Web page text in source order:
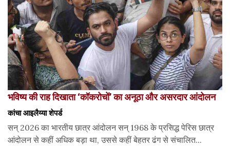
भविष्य की राह दिखाता ‘कॉकरोचों’ का अनूठा और असरदार आंदोलन
कांचा आइलैय्या शेपर्ड
सन् 2026 का भारतीय छात्र आंदोलन सन् 1968 के प्रसिद्ध पेरिस छात्र
आंदोलन से कहीं अधिक बड़ा था, उससे कहीं बेहतर ढंग से संचालित...